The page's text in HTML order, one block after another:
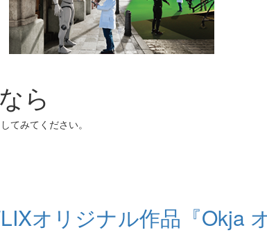
ら
てみてください。
オリジナル作品『Okja